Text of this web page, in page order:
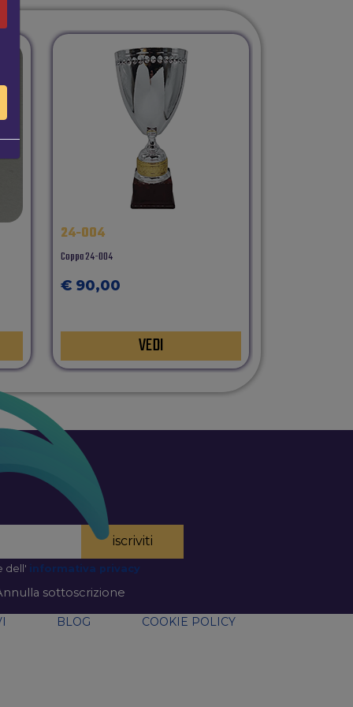
24-004
Coppa 24-004
€ 90,00
VEDI
iscriviti
dell' informativa privacy
sottoscrizione
BLOG COOKIE POLICY